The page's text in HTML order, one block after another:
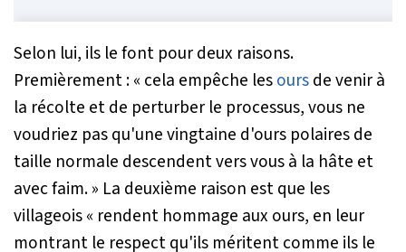
Selon lui, ils le font pour deux raisons.
Premièrement :« cela empêche lesoursde venir à
la récolte et de perturber le processus, vous ne
voudriez pas qu'une vingtaine d'ours polaires de
taille normale descendent vers vous à la hâte et
avec faim. » La deuxième raison est que les
villageois« rendent hommage aux ours, en leur
montrant le respect qu'ils méritent comme ils le